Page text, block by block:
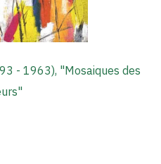
- 1963), "Mosaiques des